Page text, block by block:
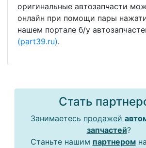
оригинальные автозапчасти
онлайн при помощи пары
нашем портале б/у
(part39.ru).
Стать
Занимаетесь продажей
запчастей?
Станьте нашим партнером